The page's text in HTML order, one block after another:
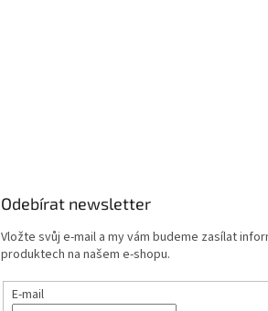
Odebírat newsletter
Vložte svůj e-mail a my vám budeme zasílat
produktech na našem e-shopu.
E-mail